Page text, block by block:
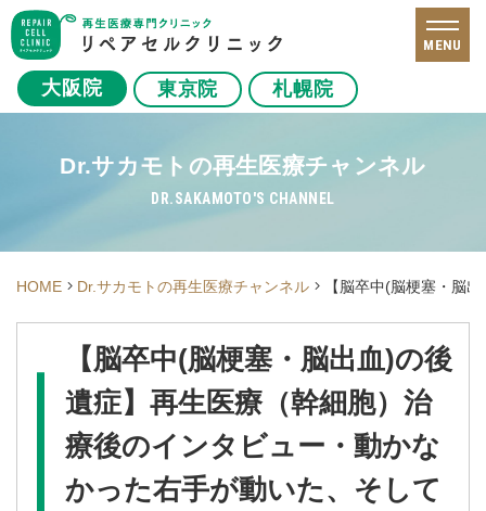
大阪院 東京院 札幌院
MENU
Dr.サカモトの再生医療チャンネル
DR.SAKAMOTO'S CHANNEL
HOME Dr.サカモトの再生医療チャンネル 【脳卒中(脳梗塞・脳
【脳卒中(脳梗塞・脳出血)の後
遺症】再生医療（幹細胞）治
療後のインタビュー・動かな
かった右手が動いた、そして